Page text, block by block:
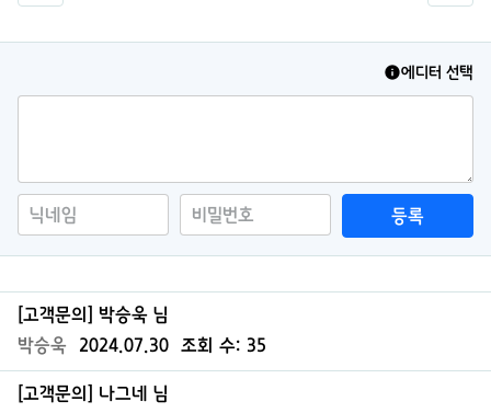
에디터 선택
등록
[고객문의] 박승욱 님
박승욱
2024.07.30 조회 수: 35
[고객문의] 나그네 님